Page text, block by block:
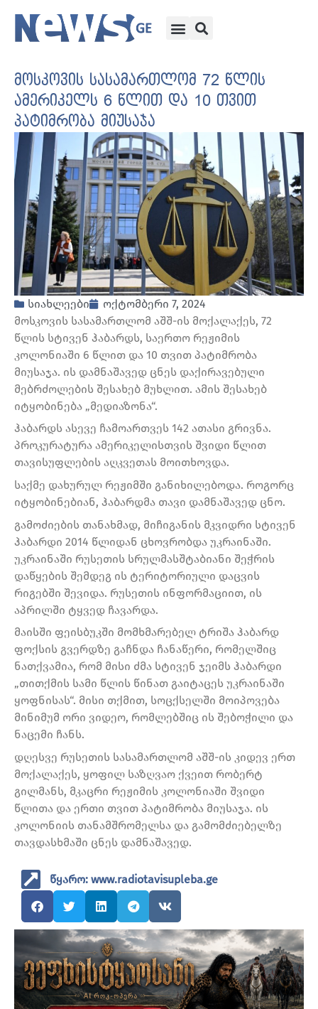
მოსკოვის სასამართლომ 72 წლის
ამერიკელს 6 წლით და 10 თვით
პატიმრობა მიუსაჯა
სიახლეები
ოქტომბერი 7, 2024
მოსკოვის სასამართლომ აშშ-ის მოქალაქეს, 72
წლის სტივენ ჰაბარდს, საერთო რეჟიმის
კოლონიაში 6 წლით და 10 თვით პატიმრობა
მიუსაჯა. ის დამნაშავედ ცნეს დაქირავებული
მებრძოლების შესახებ მუხლით. ამის შესახებ
იტყობინება „მედიაზონა“.
ჰაბარდს ასევე ჩამოართვეს 142 ათასი გრივნა.
პროკურატურა ამერიკელისთვის შვიდი წლით
თავისუფლების აღკვეთას მოითხოვდა.
საქმე დახურულ რეჟიმში განიხილებოდა. როგორც
იტყობინებიან, ჰაბარდმა თავი დამნაშავედ ცნო.
გამოძიების თანახმად, მიჩიგანის მკვიდრი სტივენ
ჰაბარდი 2014 წლიდან ცხოვრობდა უკრაინაში.
უკრაინაში რუსეთის სრულმასშტაბიანი შეჭრის
დაწყების შემდეგ ის ტერიტორიული დაცვის
რიგებში შევიდა. რუსეთის ინფორმაციით, ის
აპრილში ტყვედ ჩავარდა.
მაისში ფეისბუკში მომხმარებელ ტრიშა ჰაბარდ
ფოქსის გვერდზე გაჩნდა ჩანაწერი, რომელშიც
ნათქვამია, რომ მისი ძმა სტივენ ჯეიმს ჰაბარდი
„თითქმის სამი წლის წინათ გაიტაცეს უკრაინაში
ყოფნისას“. მისი თქმით, სოცქსელში მოიპოვება
მინიმუმ ორი ვიდეო, რომლებშიც ის შებოჭილი და
ნაცემი ჩანს.
დღესვე რუსეთის სასამართლომ აშშ-ის კიდევ ერთ
მოქალაქეს, ყოფილ საზღვაო ქვეით რობერტ
გილმანს, მკაცრი რეჟიმის კოლონიაში შვიდი
წლითა და ერთი თვით პატიმრობა მიუსაჯა. ის
კოლონიის თანამშრომელსა და გამომძიებელზე
თავდასხმაში ცნეს დამნაშავედ.
წყარო: www.radiotavisupleba.ge